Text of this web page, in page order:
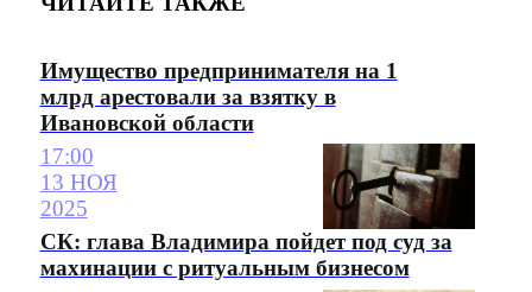
Имущество предпринимателя на 1
млрд арестовали за взятку в
Ивановской области
17:00
13 НОЯ
2025
СК: глава Владимира пойдет под суд за
махинации с ритуальным бизнесом